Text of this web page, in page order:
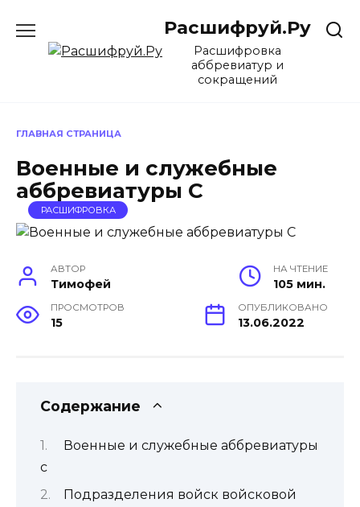
содержанию
Расшифруй.Ру
Расшифровка
аббревиатур и
сокращений
ГЛАВНАЯ СТРАНИЦА
Военные и служебные
аббревиатуры С
РАСШИФРОВКА
АВТОР
Тимофей
НА ЧТЕНИЕ
105 мин.
ПРОСМОТРОВ
15
ОПУБЛИКОВАНО
13.06.2022
Содержание
Военные и служебные аббревиатуры
с
Подразделения войск войсковой